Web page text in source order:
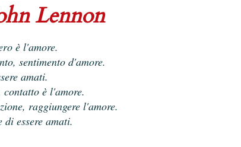
Lennon
è l'amore.
sentimento d'amore.
amati.
contatto è l'amore.
raggiungere l'amore.
di essere amati.